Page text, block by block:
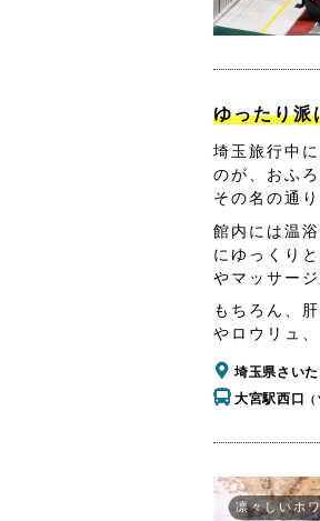
ゆったり
埼玉旅行中
のが、おふ
その名の通り
館内には温
にゆっくり
やマッサー
もちろん、
やロウリュ
埼玉県さい
大宮駅西口
凛々しいホ